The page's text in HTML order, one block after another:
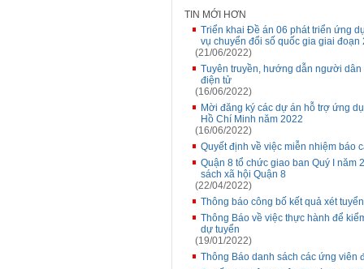
TIN MỚI HƠN
Triển khai Đề án 06 phát triển ứng
vụ chuyển đổi số quốc gia giai
(21/06/2022)
Tuyên truyền, hướng dẫn người
điện tử
(16/06/2022)
Mời đăng ký các dự án hỗ trợ ứng
Hồ Chí Minh năm 2022
(16/06/2022)
Quyết định về việc miễn nhiệm báo
Quận 8 tổ chức giao ban Quý I năm
sách xã hội Quận 8
(22/04/2022)
Thông báo công bố kết quả xét
Thông Báo về việc thực hành để
dự tuyển
(19/01/2022)
Thông Báo danh sách các ứng